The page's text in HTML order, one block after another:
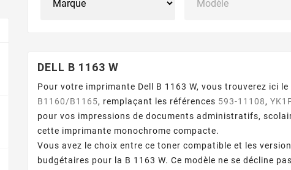
DELL B 1163 W
Pour votre imprimante Dell B 1163 W, vous trouverez ici
B1160/B1165, remplaçant les références 593-11108,
pour vos impressions de documents administratifs,
cette imprimante monochrome compacte.
Vous avez le choix entre ce toner compatible et les
budgétaires pour la B 1163 W. Ce modèle ne se décline